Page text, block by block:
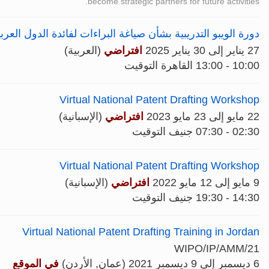
دورة الويبو التدريبية بشأن صياغة البراءات لفائدة الدول
27 يناير إلى 30 يناير 2025
افتراضي (العربية)
10:00 - 13:00 القاهرة التوقيت
Virtual National Patent Drafting Workshop
22 مايو إلى 23 مايو 2023
افتراضي (الإسبانية)
02:30 - 07:30 جنيف التوقيت
Virtual National Patent Drafting Workshop
9 مايو إلى 12 مايو 2022
افتراضي (الإسبانية)
14:30 - 19:30 جنيف التوقيت
Virtual National Patent Drafting Training in Jordan
WIPO/IP/AMM/21
6 ديسمبر إلى 9 ديسمبر 2021 (عمان, الأردن)
في الموقع